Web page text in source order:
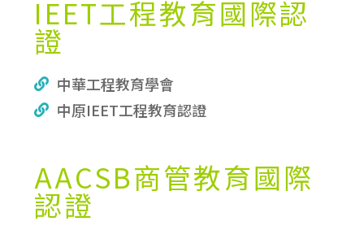
IEET工程教育國際認
證
中華工程教育學會
中原IEET工程教育認證
AACSB商管教育國際
認證